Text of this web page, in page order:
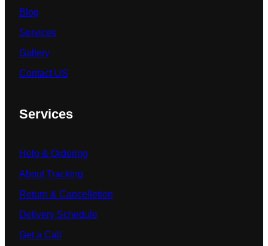
Blog
Services
Gallery
Contact US
Services
Help & Ordering
About Tracking
Return & Cancelletion
Delivery Schedule
Get a Call